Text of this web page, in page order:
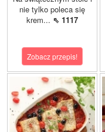
nie tylko poleca się
krem... ⇖ 1117
Zobacz przepis!